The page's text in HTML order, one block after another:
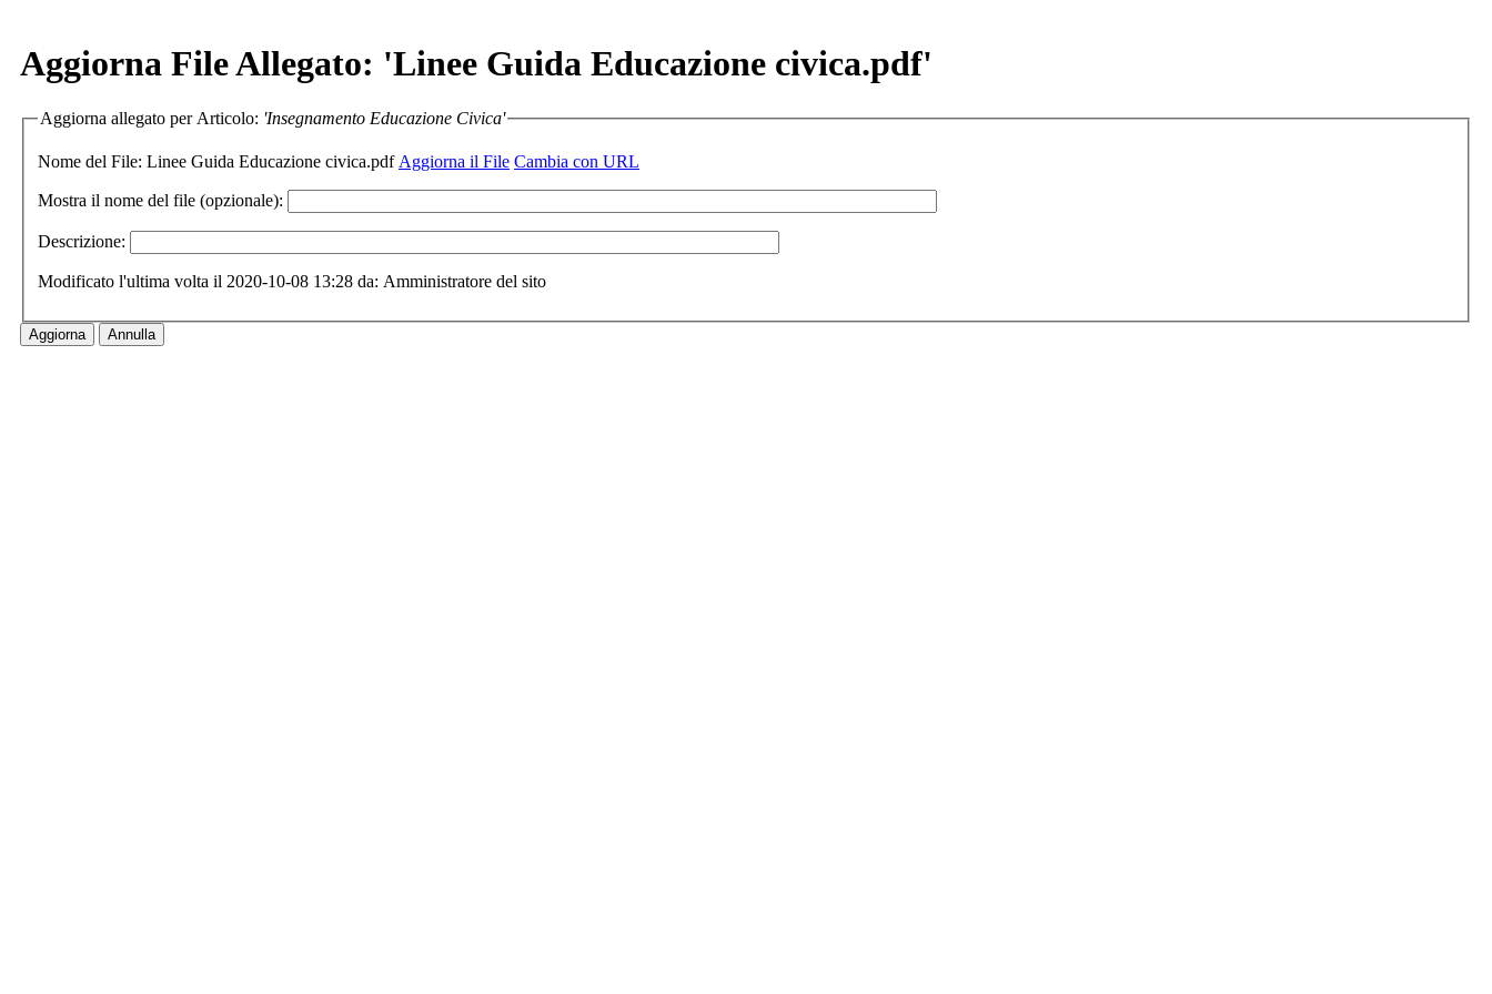
Aggiorna File Allegato: 'Linee Guida Educazione civica.pdf'
Aggiorna allegato per Articolo: 'Insegnamento Educazione Civica'
Nome del File: Linee Guida Educazione civica.pdfAggiorna il File Cambia con URL
Mostra il nome del file (opzionale):
Descrizione:
Modificato l'ultima volta il 2020-10-08 13:28 da: Amministratore del sito